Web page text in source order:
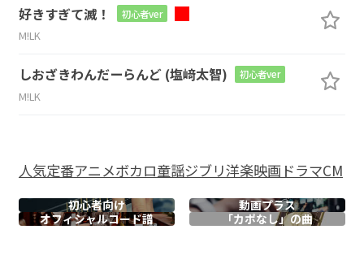
好きすぎて滅！ 初心者ver
M!LK
しおざきわんだーらんど (塩﨑太智) 初心者ver
M!LK
人気定番アニメボカロ童謡ジブリ洋楽映画ドラマCM
初心者向け
動画プラス
オフィシャルコード譜 「カポなし」の曲